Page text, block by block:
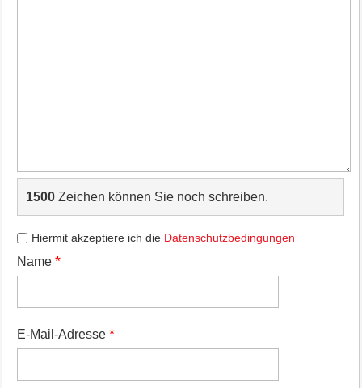
1500Zeichen können Sie noch schreiben.
Hiermit akzeptiere ich die Datenschutzbedingungen
Name *
E-Mail-Adresse *